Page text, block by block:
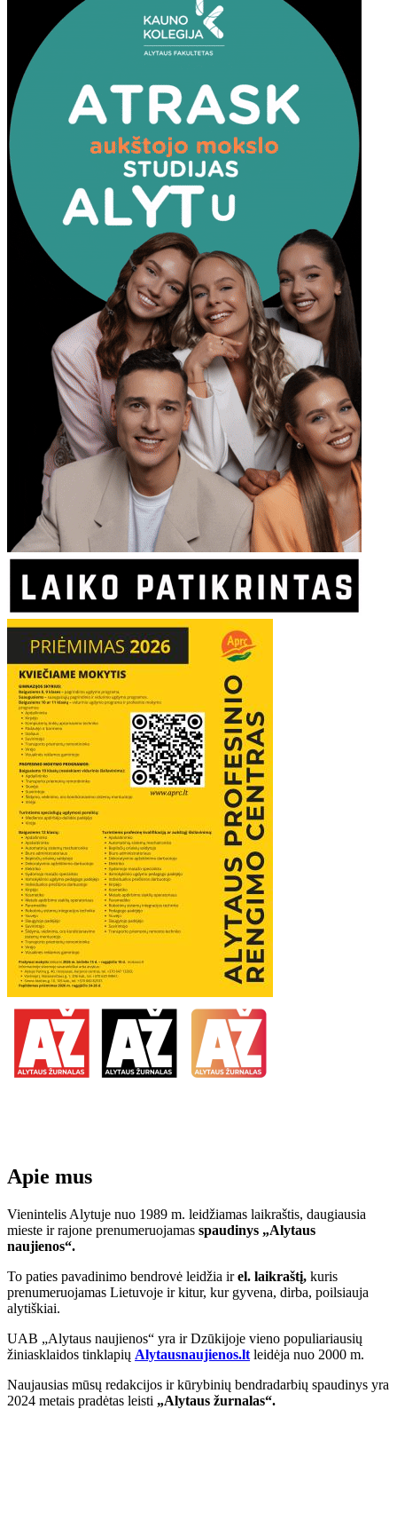
Apie mus
Vienintelis Alytuje nuo 1989 m. leidžiamas laikraštis, daugiausia
mieste ir rajone prenumeruojamas spaudinys „Alytaus
naujienos“.
To paties pavadinimo bendrovė leidžia irel. laikraštį, kuris
prenumeruojamas Lietuvoje ir kitur, kur gyvena, dirba, poilsiauja
alytiškiai.
UAB „Alytaus naujienos“ yra ir Dzūkijoje vieno populiariausių
žiniasklaidos tinklapių Alytausnaujienos.lt leidėja nuo 2000 m.
Naujausias mūsų redakcijos ir kūrybinių bendradarbių spaudinys yra
2024 metais pradėtas leisti „Alytaus žurnalas“.